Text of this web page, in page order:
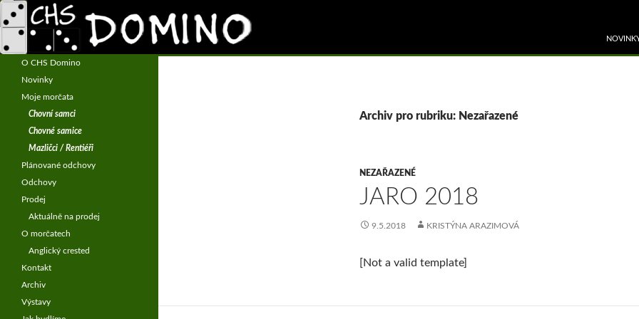
CHS Domino – morčata
Hledat
Archiv pro rubriku: Nezařazené
NEZAŘAZENÉ
JARO 2018
9.5.2018 KRISTÝNA ARAZIMOVÁ
[Not a valid template]
Chov morčat – anglický crested
O CHS Domino
Novinky
Moje morčata
Chovní samci
Chovné samice
Mazličci / Rentiéři
Plánované odchovy
Odchovy
Prodej
Aktuálně na prodej
O morčatech
Anglický crested
Kontakt
Archiv
Výstavy